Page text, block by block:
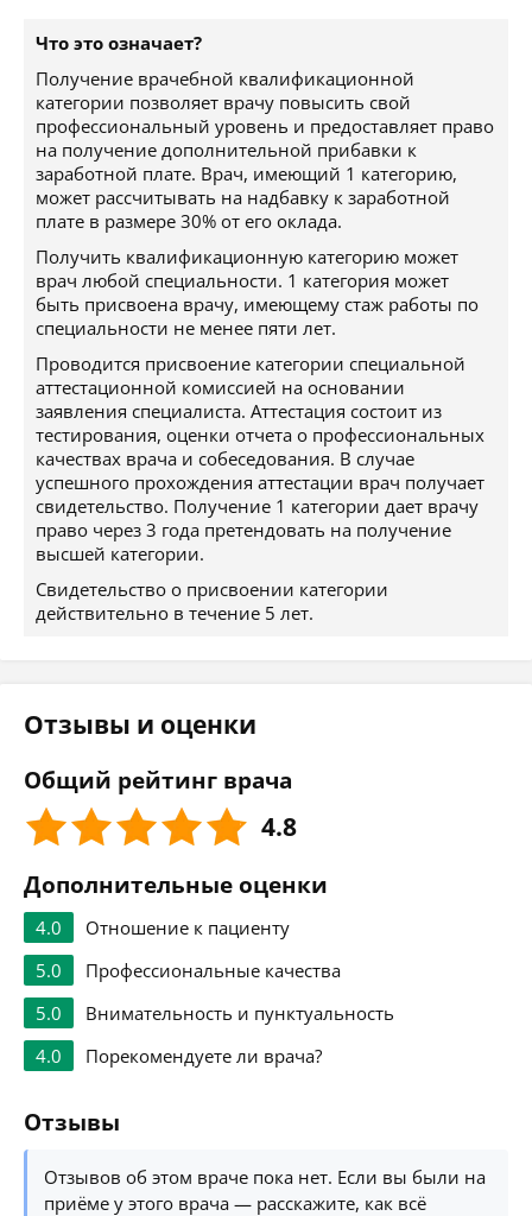
Что это означает?
Получение врачебной квалификационной
категории позволяет врачу повысить свой
профессиональный уровень и предоставляет право
на получение дополнительной прибавки к
заработной плате. Врач, имеющий 1 категорию,
может рассчитывать на надбавку к заработной
плате в размере 30% от его оклада.
Получить квалификационную категорию может
врач любой специальности. 1 категория может
быть присвоена врачу, имеющему стаж работы по
специальности не менее пяти лет.
Проводится присвоение категории специальной
аттестационной комиссией на основании
заявления специалиста. Аттестация состоит из
тестирования, оценки отчета о профессиональных
качествах врача и собеседования. В случае
успешного прохождения аттестации врач получает
свидетельство. Получение 1 категории дает врачу
право через 3 года претендовать на получение
высшей категории.
Свидетельство о присвоении категории
действительно в течение 5 лет.
Отзывы и оценки
Общий рейтинг врача
4.8
Дополнительные оценки
4.0
Отношение к пациенту
5.0
Профессиональные качества
5.0
Внимательность и пунктуальность
4.0
Порекомендуете ли врача?
Отзывы
Отзывов об этом враче пока нет. Если вы были на
приёме у этого врача — расскажите, как всё